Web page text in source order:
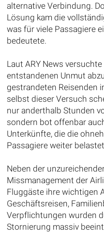
alternative Verbindung.
Lösung kam die
was für viele Passagiere
bedeutete.
Laut ARY News
entstandenen Unmut
gestrandeten Reisenden
selbst dieser Versuch
nur anderthalb Stunden
sondern bot offenbar
Unterkünfte, die die
Passagiere weiter
Neben der
Missmanagement der
Fluggäste ihre wichtigen
Geschäftsreisen,
Verpflichtungen wurden
Stornierung massiv